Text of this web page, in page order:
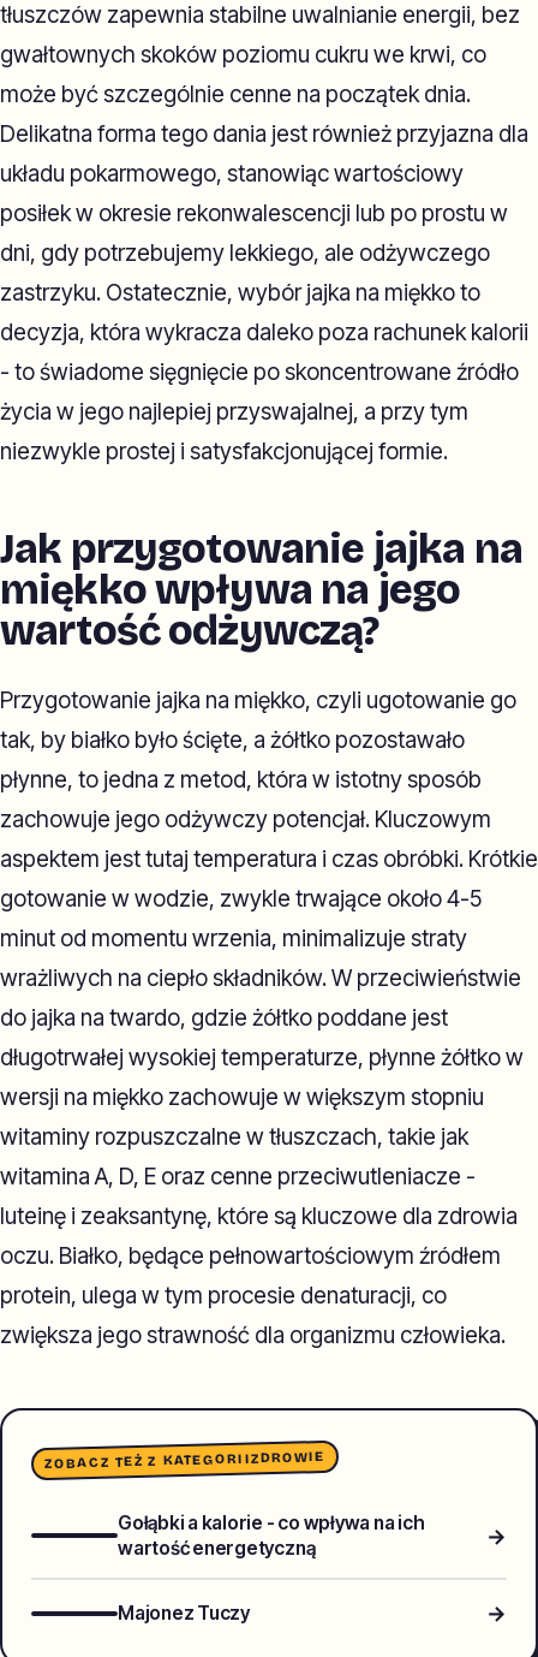
tłuszczów zapewnia stabilne uwalnianie energii, bez
gwałtownych skoków poziomu cukru we krwi, co
może być szczególnie cenne na początek dnia.
Delikatna forma tego dania jest również przyjazna dla
układu pokarmowego, stanowiąc wartościowy
posiłek w okresie rekonwalescencji lub po prostu w
dni, gdy potrzebujemy lekkiego, ale odżywczego
zastrzyku. Ostatecznie, wybór jajka na miękko to
decyzja, która wykracza daleko poza rachunek kalorii
- to świadome sięgnięcie po skoncentrowane źródło
życia w jego najlepiej przyswajalnej, a przy tym
niezwykle prostej i satysfakcjonującej formie.
Jak przygotowanie jajka na
miękko wpływa na jego
wartość odżywczą?
Przygotowanie jajka na miękko, czyli ugotowanie go
tak, by białko było ścięte, a żółtko pozostawało
płynne, to jedna z metod, która w istotny sposób
zachowuje jego odżywczy potencjał. Kluczowym
aspektem jest tutaj temperatura i czas obróbki. Krótkie
gotowanie w wodzie, zwykle trwające około 4-5
minut od momentu wrzenia, minimalizuje straty
wrażliwych na ciepło składników. W przeciwieństwie
do jajka na twardo, gdzie żółtko poddane jest
długotrwałej wysokiej temperaturze, płynne żółtko w
wersji na miękko zachowuje w większym stopniu
witaminy rozpuszczalne w tłuszczach, takie jak
witamina A, D, E oraz cenne przeciwutleniacze -
luteinę i zeaksantynę, które są kluczowe dla zdrowia
oczu. Białko, będące pełnowartościowym źródłem
protein, ulega w tym procesie denaturacji, co
zwiększa jego strawność dla organizmu człowieka.
ZOBACZ TEŻ Z KATEGORIIZDROWIE
Gołąbki a kalorie - co wpływa na ich
wartość energetyczną
→
Majonez Tuczy →